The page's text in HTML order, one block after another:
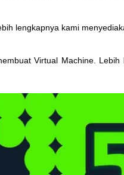
lengkapnya kami
Virtual Machine. Lebih